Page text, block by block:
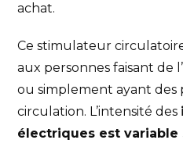
achat.
Ce stimulateur
aux personnes faisant de
ou simplement ayant des
circulation. L’intensité des
électriques est variable